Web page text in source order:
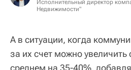
Исполнительный директор
Недвижимости"
А в ситуации, когда
за их счет можно увеличить
среднем на 35-40%,